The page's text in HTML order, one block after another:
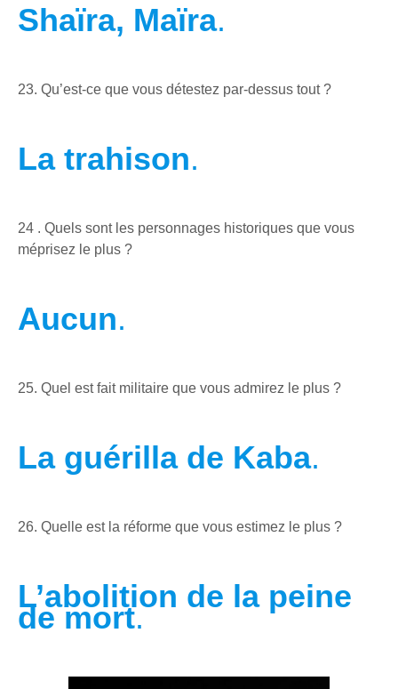
Shaïra, Maïra.
23. Qu’est-ce que vous détestez par-dessus tout ?
La trahison.
24 . Quels sont les personnages historiques que vous
méprisez le plus ?
Aucun.
25. Quel est fait militaire que vous admirez le plus ?
La guérilla de Kaba.
26. Quelle est la réforme que vous estimez le plus ?
L’abolition de la peine
de mort.